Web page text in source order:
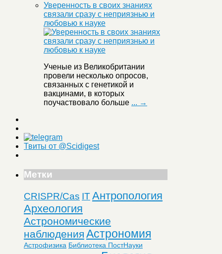
Уверенность в своих знаниях
связали сразу с неприязнью и
любовью к науке
Ученые из Великобритании
провели несколько опросов,
связанных с генетикой и
вакцинами, в которых
поучаствовало больше ... →
Твиты от @Scidigest
Метки
CRISPR/Cas ITАнтропология
Археология
Астрономические
наблюдения Астрономия
Астрофизика Библиотека ПостНауки